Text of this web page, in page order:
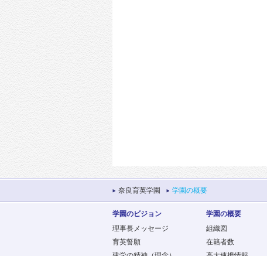
奈良育英学園 学園の概要
学園のビジョン
理事長メッセージ
育英誓願
学園の概要
組織図
在籍者数